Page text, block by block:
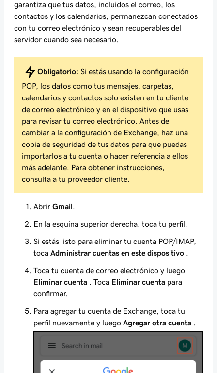
garantiza que tus datos, incluidos el correo, los
contactos y los calendarios, permanezcan conectados
con tu correo electrónico y sean recuperables del
servidor cuando sea necesario.
Obligatorio: Si estás usando la configuración
POP, los datos como tus mensajes, carpetas,
calendarios y contactos solo existen en tu cliente
de correo electrónico y en el dispositivo que usas
para revisar tu correo electrónico. Antes de
cambiar a la configuración de Exchange, haz una
copia de seguridad de tus datos para que puedas
importarlos a tu cuenta o hacer referencia a ellos
más adelante. Para obtener instrucciones,
consulta a tu proveedor cliente.
Abrir Gmail
En la esquina superior derecha, toca tu perfil.
Si estás listo para eliminar tu cuenta POP/IMAP,
toca Administrar cuentas en este dispositivo
Toca tu cuenta de correo electrónico y luego
Eliminar cuenta . Toca Eliminar cuenta para
confirmar.
Para agregar tu cuenta de Exchange, toca tu
perfil nuevamente y luego Agregar otra cuenta